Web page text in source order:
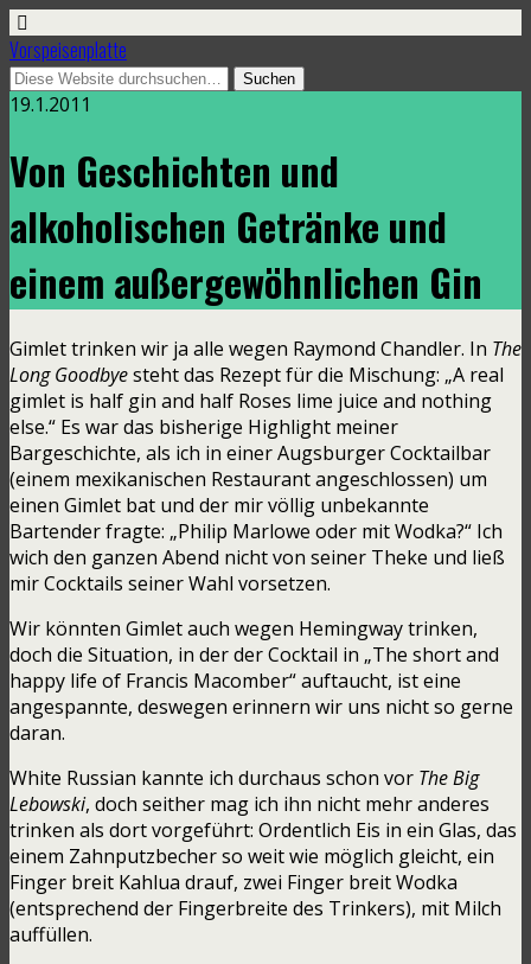
Vorspeisenplatte
19.1.2011
Von Geschichten und
alkoholischen Getränke und
einem außergewöhnlichen Gin
Gimlet trinken wir ja alle wegen Raymond Chandler. In The
Long Goodbyesteht das Rezept für die Mischung: „A real
gimlet is half gin and half Roses lime juice and nothing
else.“ Es war das bisherige Highlight meiner
Bargeschichte, als ich in einer Augsburger Cocktailbar
(einem mexikanischen Restaurant angeschlossen) um
einen Gimlet bat und der mir völlig unbekannte
Bartender fragte: „Philip Marlowe oder mit Wodka?“ Ich
wich den ganzen Abend nicht von seiner Theke und ließ
mir Cocktails seiner Wahl vorsetzen.
Wir könnten Gimlet auch wegen Hemingway trinken,
doch die Situation, in der der Cocktail in „The short and
happy life of Francis Macomber“ auftaucht, ist eine
angespannte, deswegen erinnern wir uns nicht so gerne
daran.
White Russian kannte ich durchaus schon vor The Big
Lebowski, doch seither mag ich ihn nicht mehr anderes
trinken als dort vorgeführt: Ordentlich Eis in ein Glas, das
einem Zahnputzbecher so weit wie möglich gleicht, ein
Finger breit Kahlua drauf, zwei Finger breit Wodka
(entsprechend der Fingerbreite des Trinkers), mit Milch
auffüllen.